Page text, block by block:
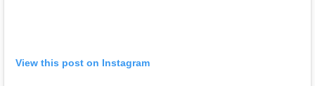
View this post on Instagram